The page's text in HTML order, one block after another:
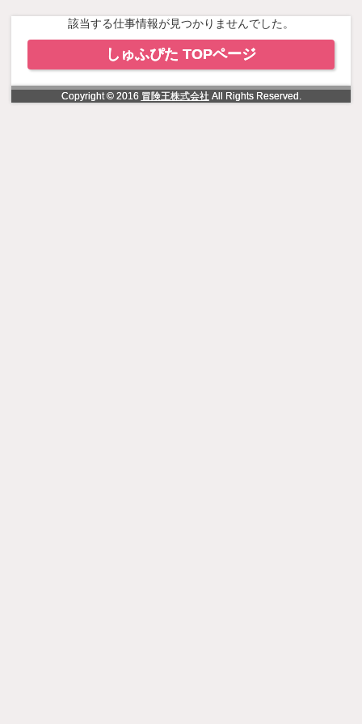
該当する仕事情報が見つかりませんでした。
しゅふぴた TOPページ
Copyright © 2016 冒険王株式会社All Rights Reserved.